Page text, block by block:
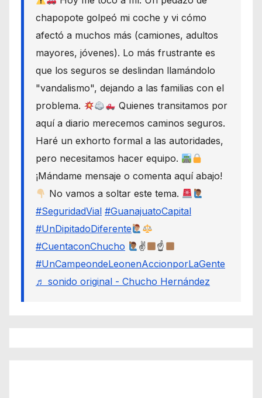
chapopote golpeó mi coche y vi cómo
afectó a muchos más (camiones, adultos
mayores, jóvenes). Lo más frustrante es
que los seguros se deslindan llamándolo
"vandalismo", dejando a las familias con el
problema.
Quienes transitamos por
aquí a diario merecemos caminos seguros.
Haré un exhorto formal a las autoridades,
pero necesitamos hacer equipo.
¡Mándame mensaje o comenta aquí abajo!
No vamos a soltar este tema.
#SeguridadVial #GuanajuatoCapital
#UnDipitadoDiferente
#CuentaconChucho
✌
☝
#UnCampeondeLeonenAccionporLaGente
♬ sonido original - Chucho Hernández